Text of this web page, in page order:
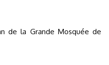
de la Grande Mosquée de